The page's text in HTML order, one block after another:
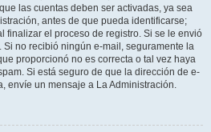
las cuentas deben ser activadas, ya sea
antes de que pueda identificarse;
finalizar el proceso de registro. Si se le envió
no recibió ningún e-mail, seguramente la
proporcionó no es correcta o tal vez haya
Si está seguro de que la dirección de e-
envíe un mensaje a La Administración.